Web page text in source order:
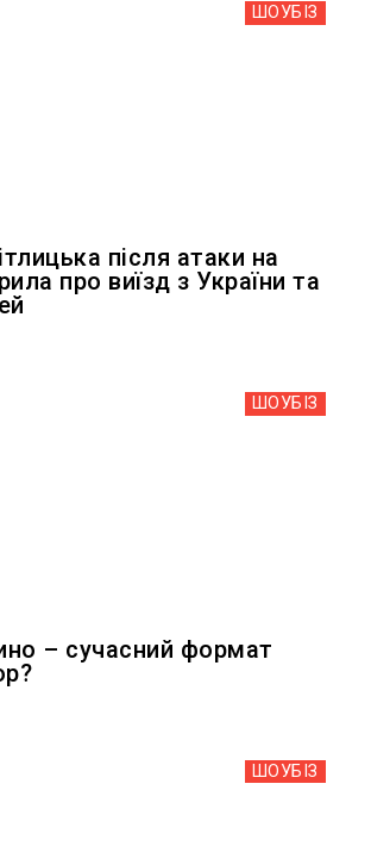
ШОУБIЗ
після атаки на
про виїзд з України та
ШОУБIЗ
– сучасний формат
ШОУБIЗ